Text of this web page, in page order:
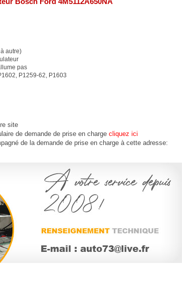
autre)
pas
P1259-62, P1603
site
de demande de prise en charge cliquez ici
de la demande de prise en charge à cette adresse: